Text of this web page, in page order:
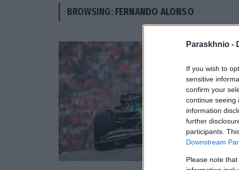
Paraskhnio -
If you wish to
sensitive
confirm your
continue seeing
information
further
participants.
Downstream
Please note
BROWSING: FERNANDO ALONSO